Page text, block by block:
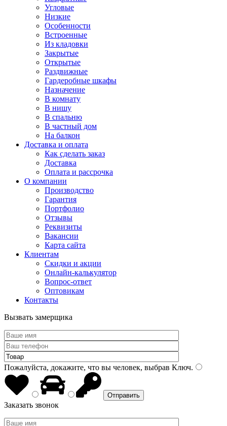
Угловые
Низкие
Особенности
Встроенные
Из кладовки
Закрытые
Открытые
Раздвижные
Гардеробные шкафы
Назначение
В комнату
В нишу
В спальню
В частный дом
На балкон
Доставка и оплата
Как сделать заказ
Доставка
Оплата и рассрочка
О компании
Производство
Гарантия
Портфолио
Отзывы
Реквизиты
Вакансии
Карта сайта
Клиентам
Скидки и акции
Онлайн-калькулятор
Вопрос-ответ
Оптовикам
Контакты
Вызвать замерщика
Пожалуйста, докажите, что вы человек, выбрав Ключ.
Заказать звонок